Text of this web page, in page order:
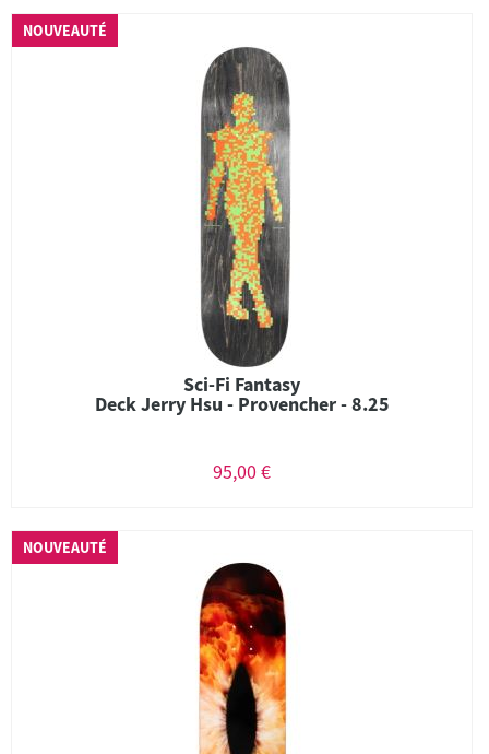
NOUVEAUTÉ
Sci-Fi Fantasy
Deck Jerry Hsu - Provencher - 8.25
95,00 €
NOUVEAUTÉ